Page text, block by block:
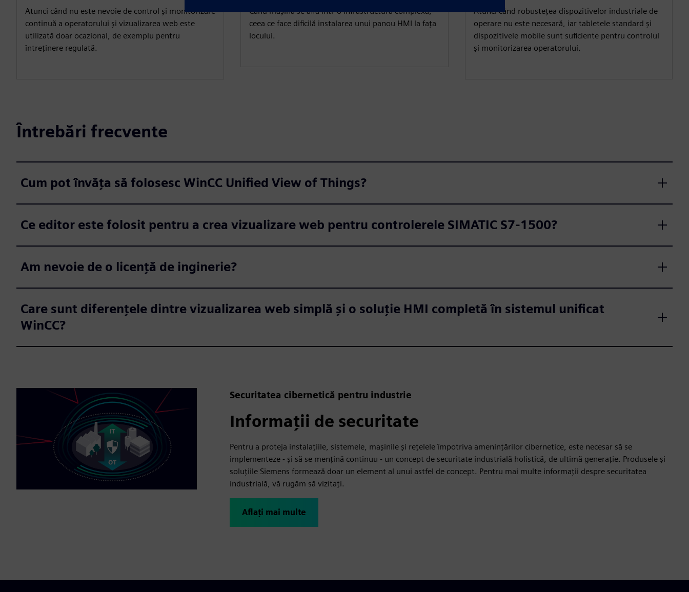
Atunci când nu este nevoie de control și monitorizare
continuă a operatorului și vizualizarea web este
utilizată doar ocazional, de exemplu pentru
întreținere regulată.
Când mașina se află într-o infrastructură complexă,
ceea ce face dificilă instalarea unui panou HMI la fața
locului.
Atunci când robustețea dispozitivelor industriale de
operare nu este necesară, iar tabletele standard și
dispozitivele mobile sunt suficiente pentru controlul
și monitorizarea operatorului.
Întrebări frecvente
Cum pot învăța să folosesc WinCC Unified View of Things?
Ce editor este folosit pentru a crea vizualizare web pentru controlerele SIMATIC S7-1500?
Am nevoie de o licență de inginerie?
Care sunt diferențele dintre vizualizarea web simplă și o soluție HMI completă în sistemul unificat
WinCC?
Securitatea cibernetică pentru industrie
Informații de securitate
Pentru a proteja instalațiile, sistemele, mașinile și rețelele împotriva amenințărilor cibernetice, este necesar să se
implementeze - și să se mențină continuu - un concept de securitate industrială holistică, de ultimă generație. Produsele și
soluțiile Siemens formează doar un element al unui astfel de concept. Pentru mai multe informații despre securitatea
industrială, vă rugăm să vizitați.
Aflați mai multe